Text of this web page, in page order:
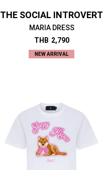
THE SOCIAL INTROVERT
MARIA DRESS
THB 2,790
NEW ARRIVAL